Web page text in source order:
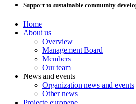
Support to sustainable community
Home
About us
Overview
Management Board
Members
Our team
News and events
Organization news and events
Other news